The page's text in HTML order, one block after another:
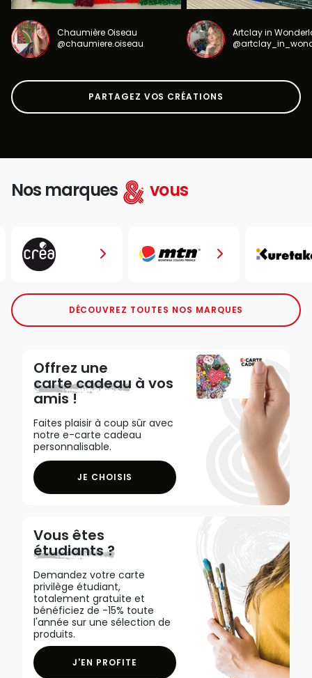
Chaumière Oiseau
@chaumiere.oiseau
Artclay in
PARTAGEZ VOS CRÉATIONS
Nos marques vous
DÉCOUVREZ TOUTES NOS MARQUES
Offrez une
carte cadeau à vos
amis !
Faites plaisir à coup sûr avec
notre e-carte cadeau
personnalisable.
JE CHOISIS
Vous êtes
étudiants ?
Demandez votre carte
privilège étudiant,
totalement gratuite et
bénéficiez de -15% toute
l'année sur une sélection de
produits.
J'EN PROFITE